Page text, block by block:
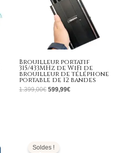
Brouilleur portatif
315/433MHz de WiFi de
brouilleur de téléphone
portable de 12 bandes
1.399,00€ 599,99€
Soldes !
initial
était :